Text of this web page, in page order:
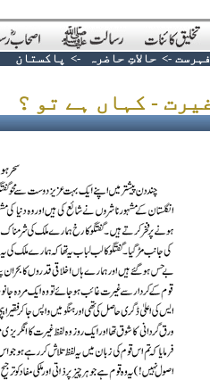
فہرست ->حالاتِ حاضرہ -> پاکستان